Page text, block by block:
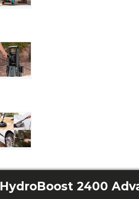
HydroBoost 2400